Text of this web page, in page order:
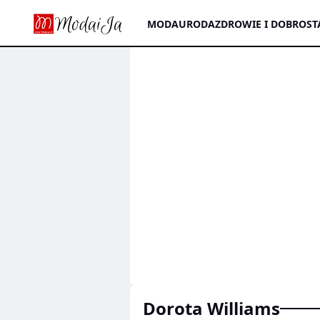
MODAURODAZDROWIE I
Dorota Williams